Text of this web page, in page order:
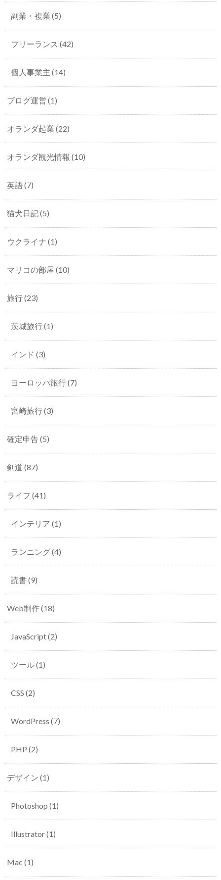
副業・複業 (5)
フリーランス (42)
個人事業主 (14)
ブログ運営 (1)
オランダ起業 (22)
オランダ観光情報 (10)
英語(7)
猫犬日記(5)
ウクライナ (1)
マリコの部屋 (10)
旅行(23)
茨城旅行(1)
インド (3)
ヨーロッパ旅行(7)
宮崎旅行(3)
確定申告(5)
剣道 (87)
ライフ (41)
インテリア (1)
ランニング(4)
読書(9)
Web制作(18)
JavaScript(2)
ツール(1)
CSS (2)
WordPress (7)
PHP (2)
デザイン (1)
Photoshop (1)
Illustrator(1)
Mac (1)